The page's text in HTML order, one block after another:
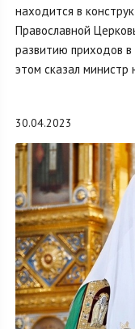
находится в
Православной
развитию приходов
этом сказал министр
30.04.2023